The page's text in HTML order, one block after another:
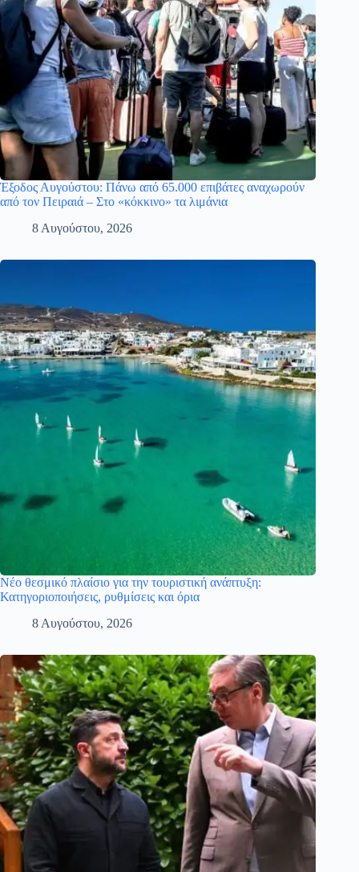
Έξοδος Αυγούστου: Πάνω από 65.000 επιβάτες αναχωρούν
από τον Πειραιά – Στο «κόκκινο» τα λιμάνια
8 Αυγούστου, 2026
Νέο θεσμικό πλαίσιο για την τουριστική ανάπτυξη:
Κατηγοριοποιήσεις, ρυθμίσεις και όρια
8 Αυγούστου, 2026